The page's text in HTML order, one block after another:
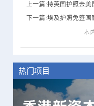
上一篇:持英国护照去美
下一篇:埃及护照免签国
本
热门项目